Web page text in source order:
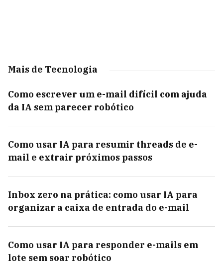
Mais de Tecnologia
Como escrever um e-mail difícil com ajuda
da IA sem parecer robótico
Como usar IA para resumir threads de e-
mail e extrair próximos passos
Inbox zero na prática: como usar IA para
organizar a caixa de entrada do e-mail
Como usar IA para responder e-mails em
lote sem soar robótico